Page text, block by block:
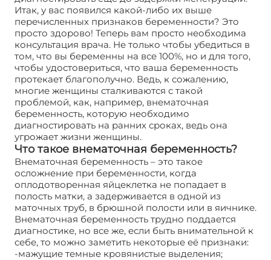
Итак, у вас появился какой-либо их выше
перечисленных признаков беременности? Это
просто здорово! Теперь вам просто необходима
консультация врача. Не только чтобы убедиться в
том, что вы беременны на все 100%, но и для того,
чтобы удостовериться, что ваша беременность
протекает благополучно. Ведь, к сожалению,
многие женщины сталкиваются с такой
проблемой, как, например, внематочная
беременность, которую необходимо
диагностировать на ранних сроках, ведь она
угрожает жизни женщины.
Что такое внематочная беременность?
Внематочная беременность – это такое
осложнение при беременности, когда
оплодотворенная яйцеклетка не попадает в
полость матки, а задерживается в одной из
маточных труб, в брюшной полости или в яичнике.
Внематочная беременность трудно поддается
диагностике, но все же, если быть внимательной к
себе, то можно заметить некоторые её признаки:
-мажущие темные кровянистые выделения;